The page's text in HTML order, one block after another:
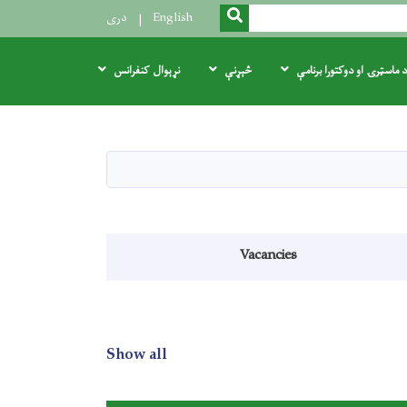
SEARCH
English دری
د ماسټرۍ او دوکتورا برنامې څېړنې نړېوال کنفرانس
Vacancies
Show all